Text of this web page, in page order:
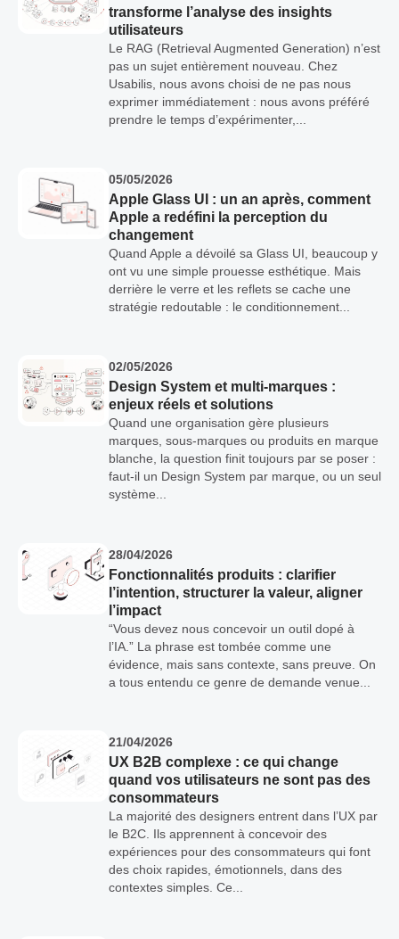
transforme l’analyse des insights
utilisateurs
Le RAG (Retrieval Augmented Generation) n’est
pas un sujet entièrement nouveau. Chez
Usabilis, nous avons choisi de ne pas nous
exprimer immédiatement : nous avons préféré
prendre le temps d’expérimenter,...
05/05/2026
Apple Glass UI : un an après, comment
Apple a redéfini la perception du
changement
Quand Apple a dévoilé sa Glass UI, beaucoup y
ont vu une simple prouesse esthétique. Mais
derrière le verre et les reflets se cache une
stratégie redoutable : le conditionnement...
02/05/2026
Design System et multi-marques :
enjeux réels et solutions
Quand une organisation gère plusieurs
marques, sous-marques ou produits en marque
blanche, la question finit toujours par se poser :
faut-il un Design System par marque, ou un seul
système...
28/04/2026
Fonctionnalités produits : clarifier
l’intention, structurer la valeur, aligner
l’impact
“Vous devez nous concevoir un outil dopé à
l’IA.” La phrase est tombée comme une
évidence, mais sans contexte, sans preuve. On
a tous entendu ce genre de demande venue...
21/04/2026
UX B2B complexe : ce qui change
quand vos utilisateurs ne sont pas des
consommateurs
La majorité des designers entrent dans l’UX par
le B2C. Ils apprennent à concevoir des
expériences pour des consommateurs qui font
des choix rapides, émotionnels, dans des
contextes simples. Ce...